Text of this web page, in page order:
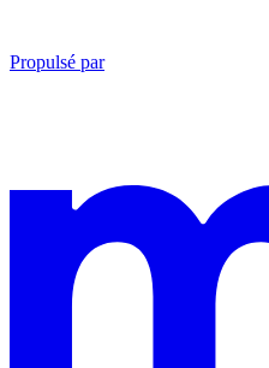
Propulsé par